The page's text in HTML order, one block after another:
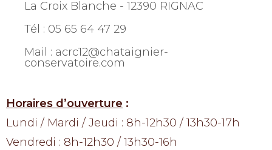
La Croix Blanche - 12390 RIGNAC
Tél : 05 65 64 47 29
Mail : acrc12@chataignier-
conservatoire.com
Horaires d’ouverture :
Lundi / Mardi / Jeudi : 8h-12h30 / 13h30-17h
Vendredi : 8h-12h30 / 13h30-16h